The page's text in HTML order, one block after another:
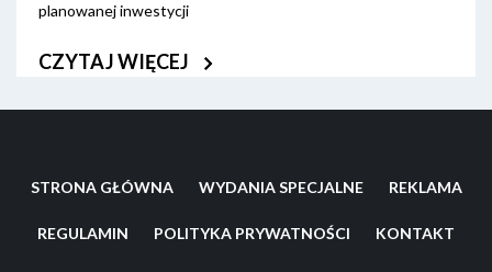
planowanej inwestycji
CZYTAJ WIĘCEJ
STRONA GŁÓWNA WYDANIA SPECJALNE REKLAMA
REGULAMIN POLITYKA PRYWATNOŚCI KONTAKT